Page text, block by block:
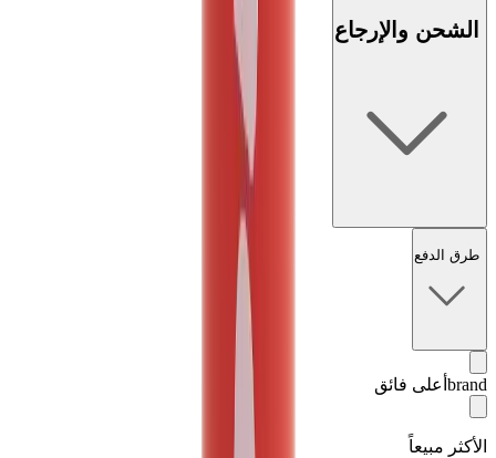
الشحن والإرجاع
طرق الدفع
brand أعلى فائق
الأكثر مبيعاً